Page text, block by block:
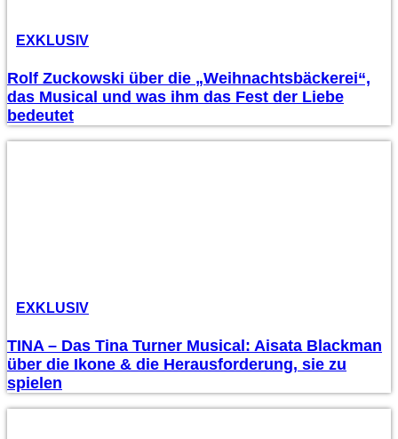
EXKLUSIV
Rolf Zuckowski über die „Weihnachtsbäckerei“,
das Musical und was ihm das Fest der Liebe
bedeutet
EXKLUSIV
TINA – Das Tina Turner Musical: Aisata Blackman
über die Ikone & die Herausforderung, sie zu
spielen